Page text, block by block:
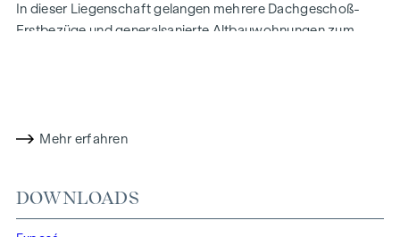
In dieser Liegenschaft gelangen mehrere Dachgeschoß-
Erstbezüge und generalsanierte Altbauwohnungen zum
Dachgeschoß und bietet über 120 qm Wohnfläche auf zwei
Auf der ersten Ebene befinden sich das Vorzimmer, ein
Badezimmer, ein separates WC, eine Abstellraum und ein
Mehr erfahren
DOWNLOADS